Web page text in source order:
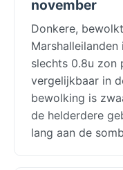
november
Donkere,
slechts 0.8u zon
vergelijkbaar in
bewolking is
de helderdere
lang aan de